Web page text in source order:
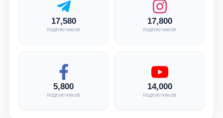
17,580
подписчиков
17,800
подписчиков
5,800
подписчиков
14,000
подписчиков